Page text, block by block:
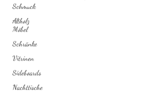
Schmuck
Altholz
Möbel
Schränke
Vitrinen
Sideboards
Nachttische